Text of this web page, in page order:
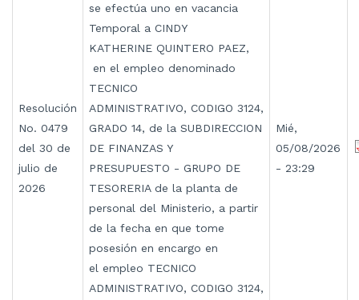
Resolución
No. 0479
del 30 de
julio de
2026
se efectúa uno en vacancia
Temporal a CINDY
KATHERINE QUINTERO PAEZ,
en el empleo denominado
TECNICO
ADMINISTRATIVO, CODIGO 3124,
GRADO 14, de la SUBDIRECCION
DE FINANZAS Y
PRESUPUESTO - GRUPO DE
TESORERIA de la planta de
personal del Ministerio, a partir
de la fecha en que tome
posesión en encargo en
el empleo TECNICO
ADMINISTRATIVO, CODIGO 3124,
Mié,
05/08/2026
- 23:29